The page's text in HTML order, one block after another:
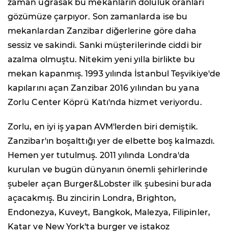
zaman uğrasak bu mekanların doluluk oranları
gözümüze çarpıyor. Son zamanlarda ise bu
mekanlardan Zanzibar diğerlerine göre daha
sessiz ve sakindi. Sanki müşterilerinde ciddi bir
azalma olmuştu. Nitekim yeni yılla birlikte bu
mekan kapanmış. 1993 yılında İstanbul Teşvikiye'de
kapılarını açan Zanzibar 2016 yılından bu yana
Zorlu Center Köprü Katı'nda hizmet veriyordu.
Zorlu, en iyi iş yapan AVM'lerden biri demiştik.
Zanzibar'ın boşalttığı yer de elbette boş kalmazdı.
Hemen yer tutulmuş. 2011 yılında Londra'da
kurulan ve bugün dünyanın önemli şehirlerinde
şubeler açan Burger&Lobster ilk şubesini burada
açacakmış. Bu zincirin Londra, Brighton,
Endonezya, Kuveyt, Bangkok, Malezya, Filipinler,
Katar ve New York'ta burger ve istakoz